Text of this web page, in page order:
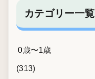
カテゴリー一覧
0歳〜1歳
(313)